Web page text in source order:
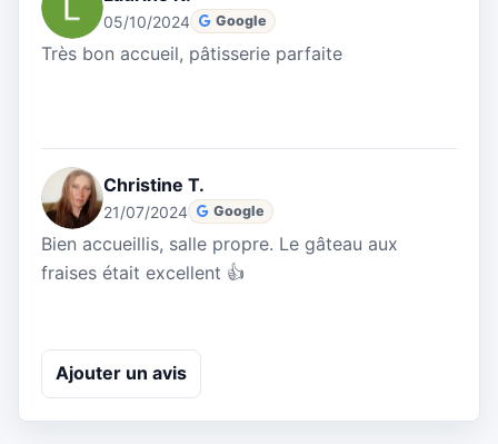
05/10/2024 Google
Très bon accueil, pâtisserie parfaite
Christine T.
21/07/2024 Google
Bien accueillis, salle propre. Le gâteau aux
fraises était excellent 👍
Ajouter un avis